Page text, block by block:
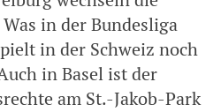
in der Bundesliga
in der Schweiz noch
in Basel ist der
am St.-Jakob-Park